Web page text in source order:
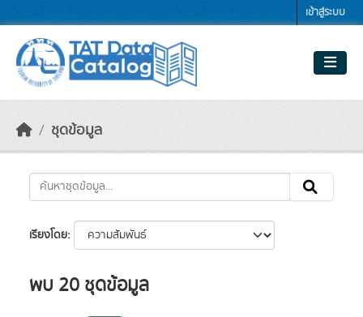
เข้าสู่ระบบ
ชุดข้อมูล
เรียงโดย
พบ 20 ชุดข้อมูล